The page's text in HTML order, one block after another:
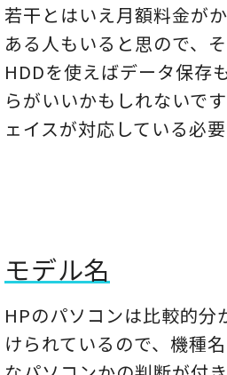
若干とはいえ月額料金が
ある人もいると思ので、
HDDを使えばデータ保存
らがいいかもしれないで
ェイスが対応している必要
モデル名
HPのパソコンは比較的分
けられているので、機種